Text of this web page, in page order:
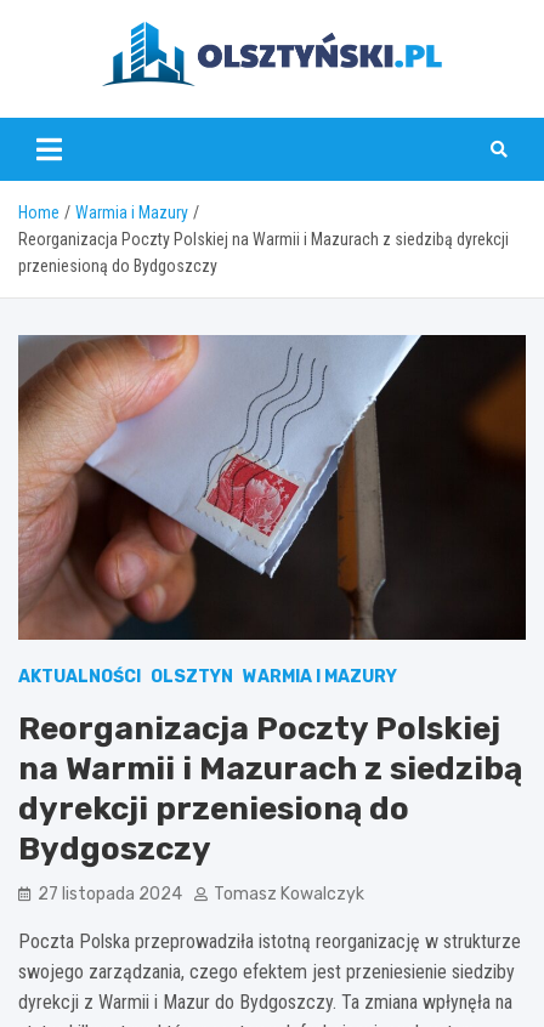
olsztynski.pl
Home
Warmia i Mazury
Reorganizacja Poczty Polskiej na Warmii i Mazurach z siedzibą dyrekcji
przeniesioną do Bydgoszczy
AKTUALNOŚCI OLSZTYN WARMIA I MAZURY
Reorganizacja Poczty Polskiej
na Warmii i Mazurach z siedzibą
dyrekcji przeniesioną do
Bydgoszczy
27 listopada 2024 Tomasz Kowalczyk
Poczta Polska przeprowadziła istotną reorganizację w strukturze
swojego zarządzania, czego efektem jest przeniesienie siedziby
dyrekcji z Warmii i Mazur do Bydgoszczy. Ta zmiana wpłynęła na